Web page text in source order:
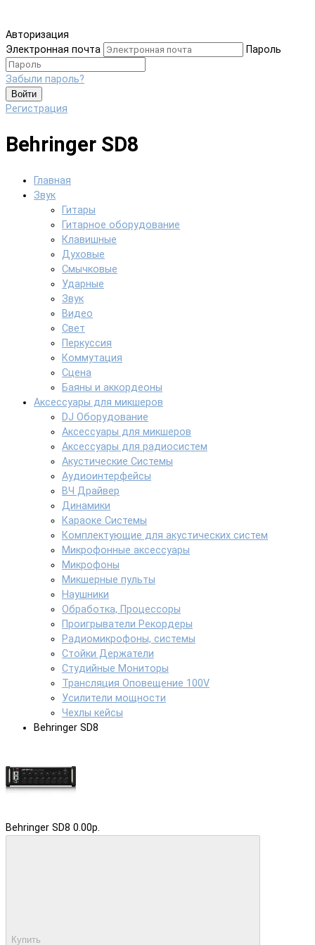
Авторизация
Электронная почта
Пароль
Забыли пароль?
Войти
Регистрация
Behringer SD8
Главная
Звук
Гитары
Гитарное оборудование
Клавишные
Духовые
Смычковые
Ударные
Звук
Видео
Свет
Перкуссия
Коммутация
Сцена
Баяны и аккордеоны
Аксессуары для микшеров
DJ Оборудование
Аксессуары для микшеров
Аксессуары для радиосистем
Акустические Системы
Аудиоинтерфейсы
ВЧ Драйвер
Динамики
Караоке Системы
Комплектующие для акустических систем
Микрофонные аксессуары
Микрофоны
Микшерные пульты
Наушники
Обработка, Процессоры
Проигрыватели Рекордеры
Радиомикрофоны, системы
Стойки Держатели
Студийные Мониторы
Трансляция Оповещение 100V
Усилители мощности
Чехлы кейсы
Behringer SD8
Behringer SD8 0.00р.
Купить